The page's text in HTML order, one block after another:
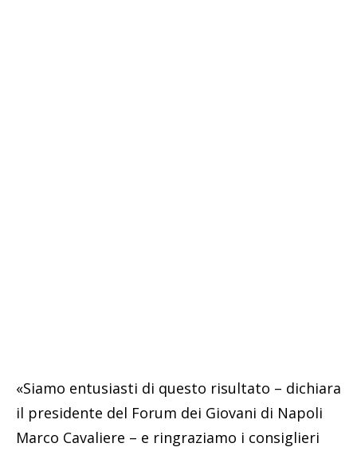
«Siamo entusiasti di questo risultato – dichiara
il presidente del Forum dei Giovani di Napoli
Marco Cavaliere – e ringraziamo i consiglieri